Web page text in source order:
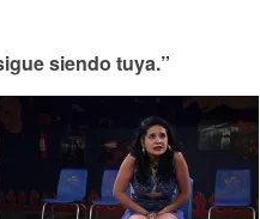
siendo tuya.”